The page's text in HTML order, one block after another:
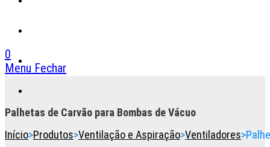
0
Menu Fechar
button
expand
Palhetas de Carvão para Bombas de Vácuo
Início>Produtos>Ventilação e Aspiração>Ventiladores>